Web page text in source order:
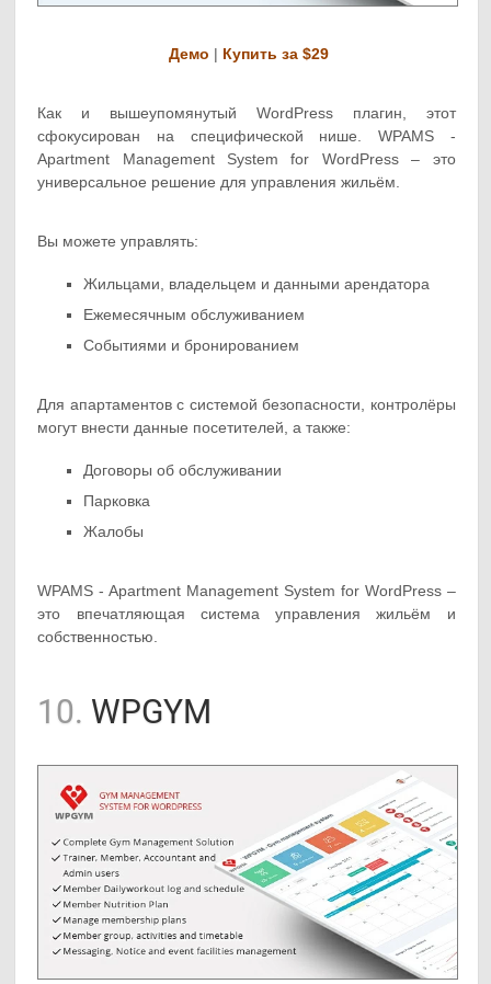
Демо | Купить за $29
Как и вышеупомянутый WordPress плагин, этот
сфокусирован на специфической нише. WPAMS -
Apartment Management System for WordPress – это
универсальное решение для управления жильём.
Вы можете управлять:
Жильцами, владельцем и данными арендатора
Ежемесячным обслуживанием
Событиями и бронированием
Для апартаментов с системой безопасности, контролёры
могут внести данные посетителей, а также:
Договоры об обслуживании
Парковка
Жалобы
WPAMS - Apartment Management System for WordPress –
это впечатляющая система управления жильём и
собственностью.
10. WPGYM